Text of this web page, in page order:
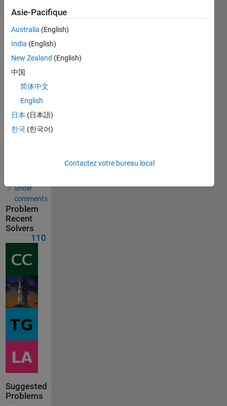
Solution
Stats
139
Solvers
Last
submitted
on May
30, 2026
Show
comments
Problem
Recent
Solvers
110
Suggested
Problems
Asie-Pacifique
Australia (English)
India (English)
New Zealand (English)
中国
简体中文
English
日本 (日本語)
한국 (한국어)
Contactez votre bureau local